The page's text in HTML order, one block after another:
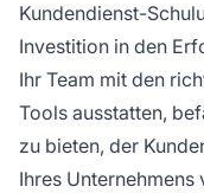
Kundendienst-
Investition in den
Ihr Team mit den
Tools ausstatten,
zu bieten, der
Ihres